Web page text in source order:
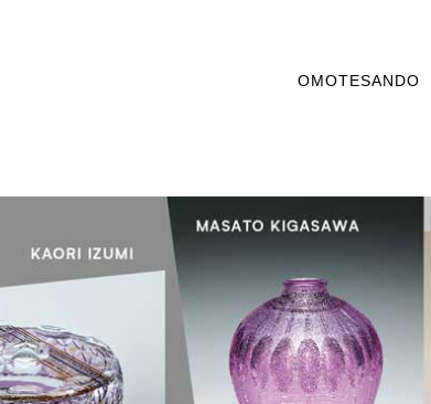
OMOTESANDO